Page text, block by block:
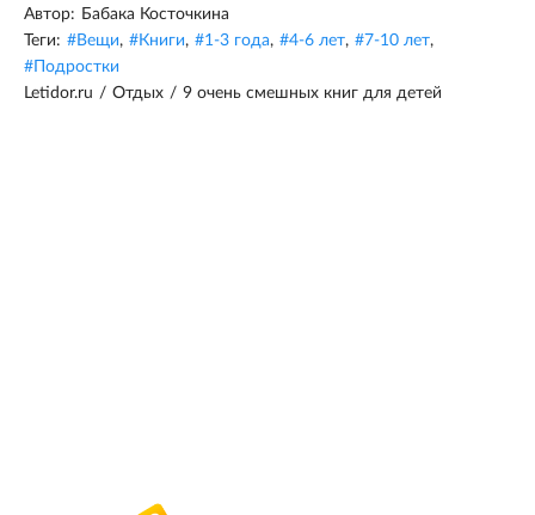
Автор: Бабака Косточкина
Теги: #Вещи, #Книги, #1-3 года, #4-6 лет, #7-10 лет,
# Подростки
Letidor.ru / Отдых / 9 очень смешных книг для детей